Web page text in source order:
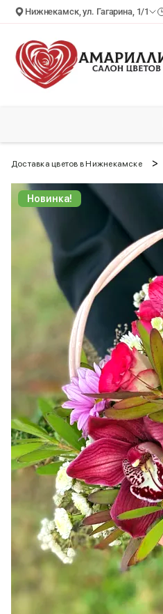
Нижнекамск, ул. Гагарина, 1/1
Доставка цветов в Нижнекамске >
Новинка!